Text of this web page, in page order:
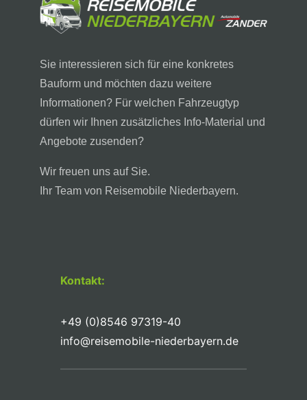
Sie interessieren sich für eine konkretes
Bauform und möchten dazu weitere
Informationen? Für welchen Fahrzeugtyp
dürfen wir Ihnen zusätzliches Info-Material und
Angebote zusenden?
Wir freuen uns auf Sie.
Ihr Team von Reisemobile Niederbayern.
Kontakt:
+49 (0)8546 97319-40
info@reisemobile-niederbayern.de